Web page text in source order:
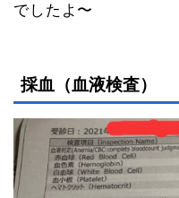
でしたよ〜
採血（血液検査）